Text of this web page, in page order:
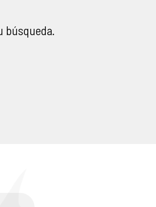
búsqueda.